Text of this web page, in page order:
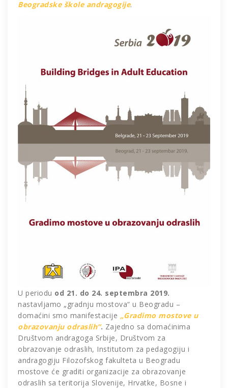
Beogradske škole andragogije.
U periodu od 21. do 24. septembra 2019.
nastavljamo „gradnju mostova“ u Beogradu –
domaćini smo manifestacije „Gradimo mostove u
obrazovanju odraslih“. Zajedno sa domaćinima
Društvom andragoga Srbije, Društvom za
obrazovanje odraslih, Institutom za pedagogiju i
andragogiju Filozofskog fakulteta u Beogradu
mostove će graditi organizacije za obrazovanje
odraslih sa teritorija Slovenije, Hrvatke, Bosne i